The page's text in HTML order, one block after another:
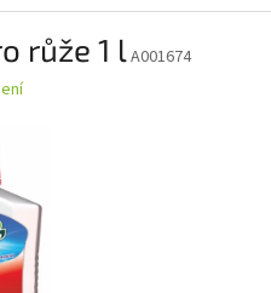
růže 1 lA001674